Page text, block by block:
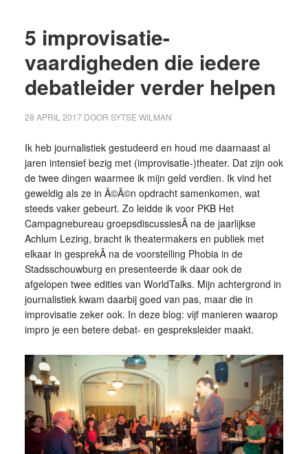
5 improvisatie-
vaardigheden die iedere
debatleider verder helpen
28 APRIL 2017DOOR SYTSE WILMAN
Ik heb journalistiek gestudeerd en houd me daarnaast al
jaren intensief bezig met (improvisatie-)theater. Dat zijn ook
de twee dingen waarmee ik mijn geld verdien. Ik vind het
geweldig als ze in Ã©Ã©n opdracht samenkomen, wat
steeds vaker gebeurt. Zo leidde ik voor PKB Het
Campagnebureau groepsdiscussiesÂ na de jaarlijkse
Achlum Lezing, bracht ik theatermakers en publiek met
elkaar in gesprekÂ na de voorstelling Phobia in de
Stadsschouwburg en presenteerde ik daar ook de
afgelopen twee edities van WorldTalks. Mijn achtergrond in
journalistiek kwam daarbij goed van pas, maar die in
improvisatie zeker ook. In deze blog: vijf manieren waarop
impro je een betere debat- en gespreksleider maakt.